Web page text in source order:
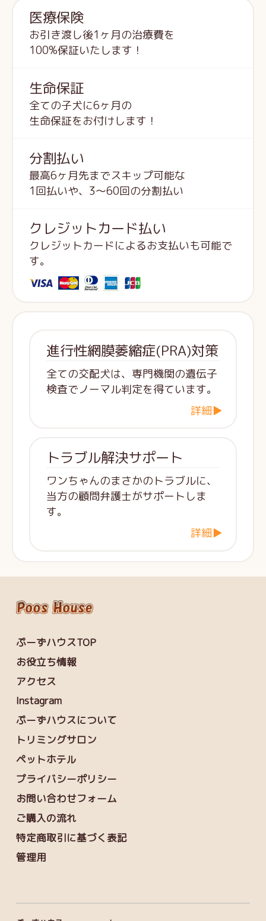
医療保険
お引き渡し後1ヶ月の治療費を
100%保証いたします！
生命保証
全ての子犬に6ヶ月の
生命保証をお付けします！
分割払い
最高6ヶ月先までスキップ可能な
1回払いや、3～60回の分割払い
クレジットカード払い
クレジットカードによるお支払いも可能で
す。
進行性網膜萎縮症(PRA)対策
全ての交配犬は、専門機関の遺伝子
検査でノーマル判定を得ています。
詳細▶
トラブル解決サポート
ワンちゃんのまさかのトラブルに、
当方の顧問弁護士がサポートしま
す。
詳細▶
ぷーずハウスTOP
お役立ち情報
アクセス
Instagram
ぷーずハウスについて
トリミングサロン
ペットホテル
プライバシーポリシー
お問い合わせフォーム
ご購入の流れ
特定商取引に基づく表記
管理用